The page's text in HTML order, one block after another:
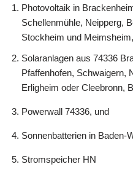
Photovoltaik in
Schellenmühle, Neipperg,
Stockheim und
Solaranlagen aus 74336
Pfaffenhofen, Schwaigern,
Erligheim oder Cleebronn,
Powerwall 74336, und
Sonnenbatterien in Baden-
Stromspeicher HN